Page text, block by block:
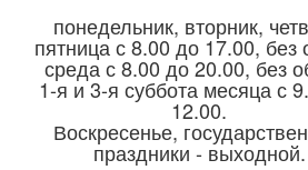
понедельник, вторник,
пятница с 8.00 до 17.00, без
среда с 8.00 до 20.00, без
1-я и 3-я суббота месяца с
12.00.
Воскресенье,
праздники - выходной.
Руководство
Экономика
Промышленность
Внешнеэкономическая
Розничная торговля и